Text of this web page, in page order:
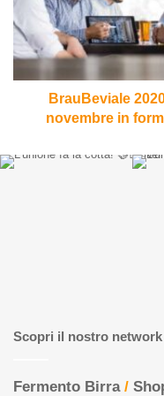
10
12
novembre
su
MyBeviale.com
BrauBeviale
novembre in
Scopri il nostro network
Fermento Birra/